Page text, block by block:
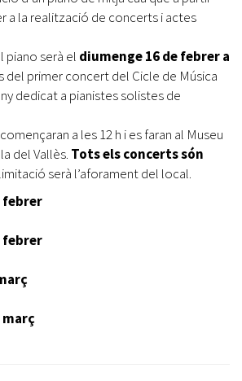
a la realització de concerts i actes
piano serà el diumenge 16 de febrer a
del primer concert del Cicle de Música
dedicat a pianistes solistes de
començaran a les 12 h i es faran al Museu
del Vallès. Tots els concerts són
limitació serà l’aforament del local.
febrer
febrer
març